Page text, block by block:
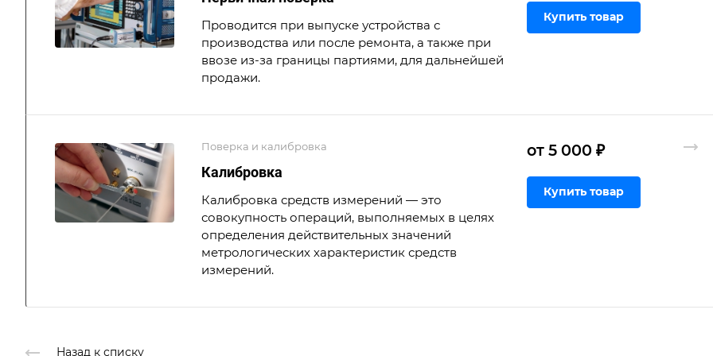
Проводится при выпуске устройства с
производства или после ремонта, а также при
ввозе из-за границы партиями, для дальнейшей
продажи.
Купить товар
Поверка и калибровка
Калибровка
Калибровка средств измерений — это
совокупность операций, выполняемых в целях
определения действительных значений
метрологических характеристик средств
измерений.
от 5 000 ₽
Купить товар
Назад к списку